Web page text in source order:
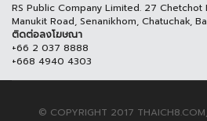
RS Public Company Limited. 27
Manukit Road, Senanikhom, Chatuchak,
ติดต่อลงโฆษณา
+66 2 037 8888
+668 4940 4303
© COPYRIGHT 2017 THAICH8.COM,